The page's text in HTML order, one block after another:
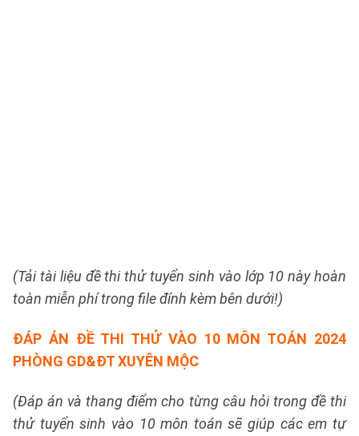
(Tải tài liệu đề thi thử tuyển sinh vào lớp 10 này hoàn
toàn miễn phí trong file đính kèm bên dưới!)
ĐÁP ÁN ĐỀ THI THỬ VÀO 10 MÔN TOÁN 2024
PHÒNG GD&ĐT XUYÊN MỘC
(Đáp án và thang điểm cho từng câu hỏi trong đề thi
thử tuyển sinh vào 10 môn toán sẽ giúp các em tự